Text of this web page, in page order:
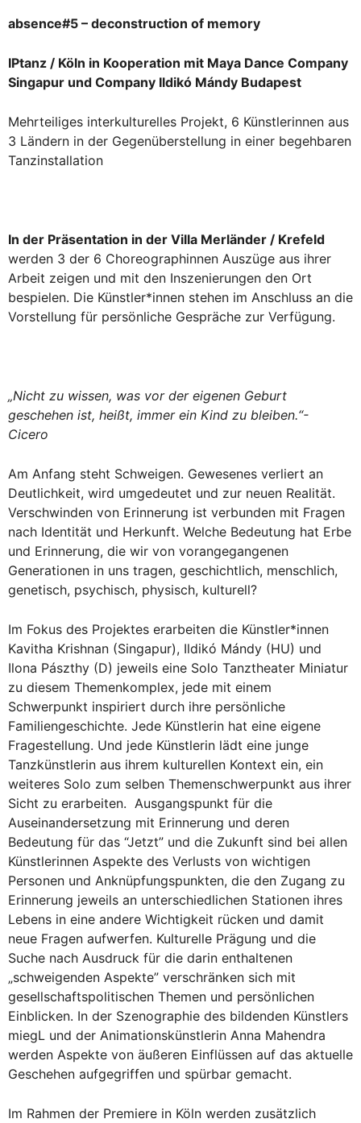
absence#5 – deconstruction of memory
IPtanz / Köln in Kooperation mit Maya Dance Company
Singapur und Company Ildikó Mándy Budapest
Mehrteiliges interkulturelles Projekt, 6 Künstlerinnen aus
3 Ländern in der Gegenüberstellung in einer begehbaren
Tanzinstallation
In der Präsentation in der Villa Merländer / Krefeld
werden 3 der 6 Choreographinnen Auszüge aus ihrer
Arbeit zeigen und mit den Inszenierungen den Ort
bespielen. Die Künstler*innen stehen im Anschluss an die
Vorstellung für persönliche Gespräche zur Verfügung.
„Nicht zu wissen, was vor der eigenen Geburt
geschehen ist, heißt, immer ein Kind zu bleiben.“-
Cicero
Am Anfang steht Schweigen. Gewesenes verliert an
Deutlichkeit, wird umgedeutet und zur neuen Realität.
Verschwinden von Erinnerung ist verbunden mit Fragen
nach Identität und Herkunft. Welche Bedeutung hat Erbe
und Erinnerung, die wir von vorangegangenen
Generationen in uns tragen, geschichtlich, menschlich,
genetisch, psychisch, physisch, kulturell?
Im Fokus des Projektes erarbeiten die Künstler*innen
Kavitha Krishnan (Singapur), Ildikó Mándy (HU) und
Ilona Pászthy (D) jeweils eine Solo Tanztheater Miniatur
zu diesem Themenkomplex, jede mit einem
Schwerpunkt inspiriert durch ihre persönliche
Familiengeschichte. Jede Künstlerin hat eine eigene
Fragestellung. Und jede Künstlerin lädt eine junge
Tanzkünstlerin aus ihrem kulturellen Kontext ein, ein
weiteres Solo zum selben Themenschwerpunkt aus ihrer
Sicht zu erarbeiten. Ausgangspunkt für die
Auseinandersetzung mit Erinnerung und deren
Bedeutung für das “Jetzt” und die Zukunft sind bei allen
Künstlerinnen Aspekte des Verlusts von wichtigen
Personen und Anknüpfungspunkten, die den Zugang zu
Erinnerung jeweils an unterschiedlichen Stationen ihres
Lebens in eine andere Wichtigkeit rücken und damit
neue Fragen aufwerfen. Kulturelle Prägung und die
Suche nach Ausdruck für die darin enthaltenen
„schweigenden Aspekte” verschränken sich mit
gesellschaftspolitischen Themen und persönlichen
Einblicken. In der Szenographie des bildenden Künstlers
miegL und der Animationskünstlerin Anna Mahendra
werden Aspekte von äußeren Einflüssen auf das aktuelle
Geschehen aufgegriffen und spürbar gemacht.
Im Rahmen der Premiere in Köln werden zusätzlich